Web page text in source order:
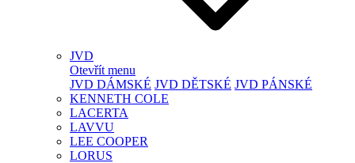
JVD
Otevřít menu
JVD DÁMSKÉ JVD DĚTSKÉ JVD PÁNSKÉ
KENNETH COLE
LACERTA
LAVVU
LEE COOPER
LORUS